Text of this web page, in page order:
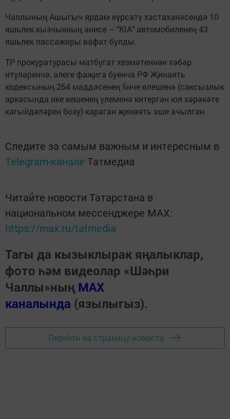
Чаллының Ашыгыч ярдәм күрсәтү хастаханәсендә 10
яшьлек кызчыкның әнисе – "KIA" автомобиленең 43
яшьлек пассажиры вафат булды.
ТР прокуратурасы матбугат хезмәтеннән хәбәр
итүләренчә, әлеге фаҗига буенча РФ Җинаять
кодексының 264 маддәсенең 5нче өлешенә (саксызлык
аркасында ике кешенең үлеменә китергән юл хәрәкәте
кагыйдәләрен бозу) караган җинаять эше ачылган.
Следите за самым важным и интересным в
Telegram-канале Татмедиа
Читайте новости Татарстана в
национальном мессенджере MАХ:
https://max.ru/tatmedia
Тагы да кызыклырак яңалыклар,
фото һәм видеолар «Шәһри
Чаллы»ның MAX
каналында (язылыгыз).
Перейти на страницу новости